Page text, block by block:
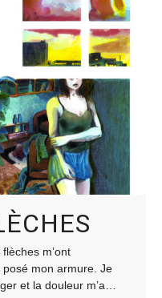
m’ont
posé mon armure. Je
et la douleur m’a…